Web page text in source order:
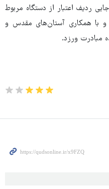
ردیف اعتبار از دستگاه مربوط
و با همکاری آستان‌های مقدس و
مبادرت ورزد.